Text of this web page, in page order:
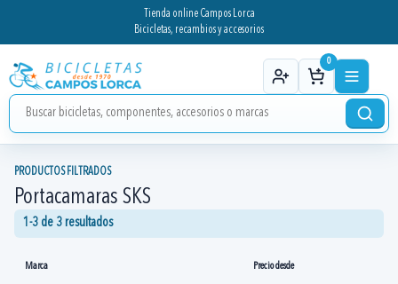
Tienda online Campos Lorca
Bicicletas, recambios y accesorios
0
PRODUCTOS FILTRADOS
Portacamaras SKS
1-3 de 3 resultados
Marca Precio desde